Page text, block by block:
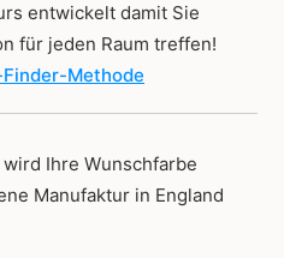
entwickelt damit Sie
für jeden Raum treffen!
Methode
Ihre Wunschfarbe
Manufaktur in England